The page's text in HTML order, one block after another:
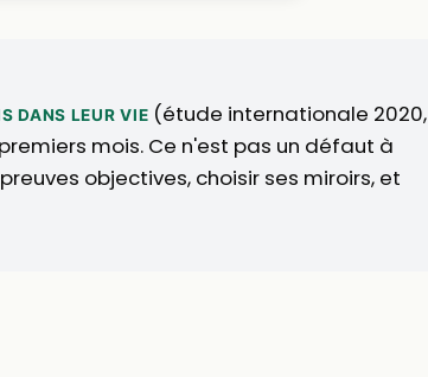
DANS LEUR VIE (étude internationale 2020,
mois. Ce n'est pas un défaut à
objectives, choisir ses miroirs, et